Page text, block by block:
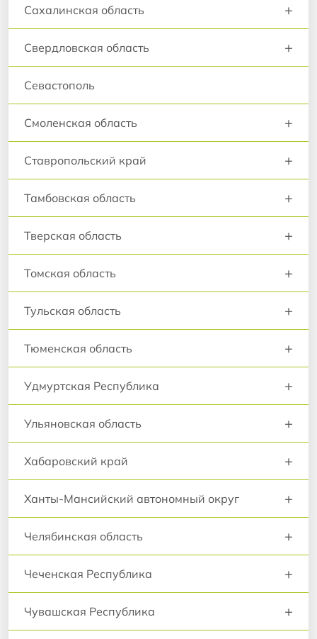
Сахалинская область +
Свердловская область +
Севастополь
Смоленская область +
Ставропольский край +
Тамбовская область +
Тверская область +
Томская область +
Тульская область +
Тюменская область +
Удмуртская Республика +
Ульяновская область +
Хабаровский край +
Ханты-Мансийский автономный округ +
Челябинская область +
Чеченская Республика +
Чувашская Республика +